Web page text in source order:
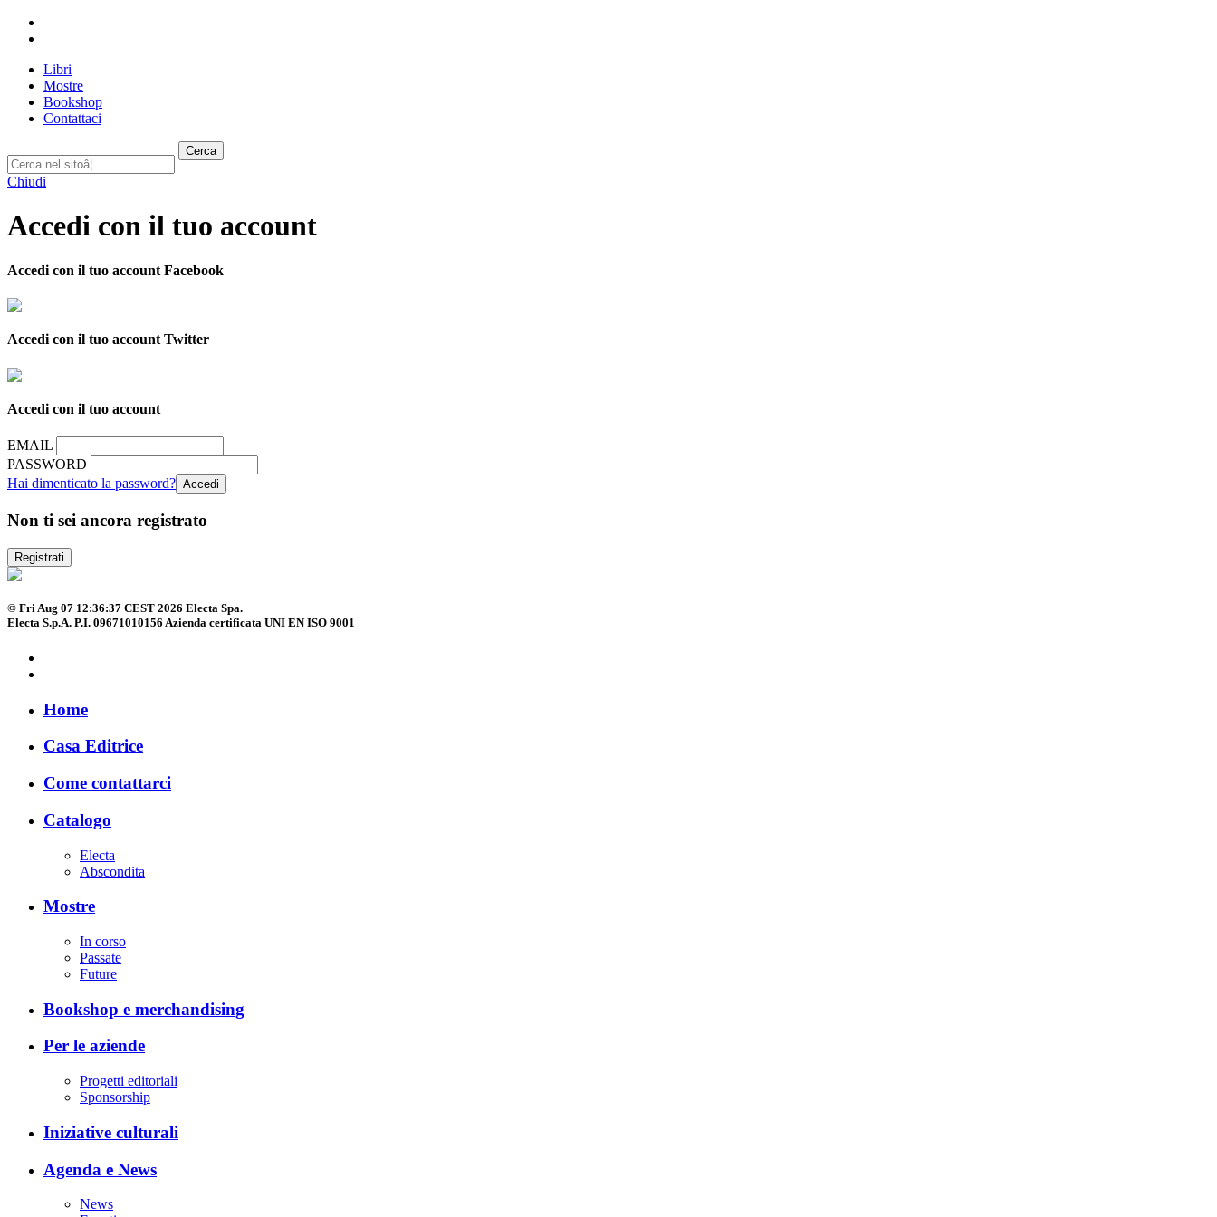
Libri
Mostre
Bookshop
Contattaci
Cerca
Chiudi
Accedi con il tuo account
Accedi con il tuo account Facebook
Accedi con il tuo account Twitter
Accedi con il tuo account
EMAIL
PASSWORD
Hai dimenticato la password?
Non ti sei ancora registrato
Registrati
© Fri Aug 07 12:36:37 CEST 2026 Electa Spa.
Electa S.p.A. P.I. 09671010156 Azienda certificata UNI EN ISO 9001
Home
Casa Editrice
Come contattarci
Catalogo
Electa
Abscondita
Mostre
In corso
Passate
Future
Bookshop e merchandising
Per le aziende
Progetti editoriali
Sponsorship
Iniziative culturali
Agenda e News
News